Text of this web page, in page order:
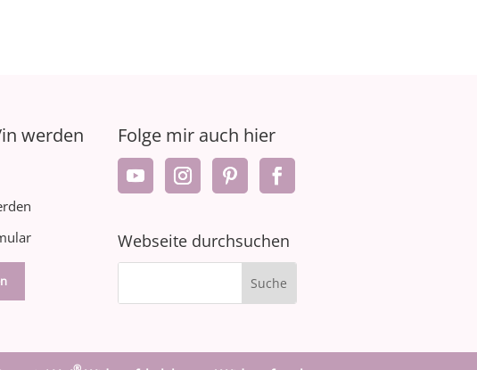
werden Folge mir auch hier
Webseite durchsuchen